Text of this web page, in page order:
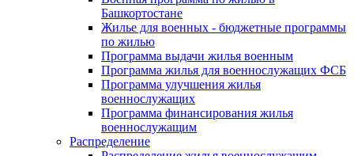
Башкортостане
Жилье для военных - бюджетные программы
по жилью
Программа выдачи жилья военным
Программа жилья для военнослужащих ФСБ
Программа улучшения жилья
военнослужащих
Программа финансирования жилья
военнослужащим
Распределение